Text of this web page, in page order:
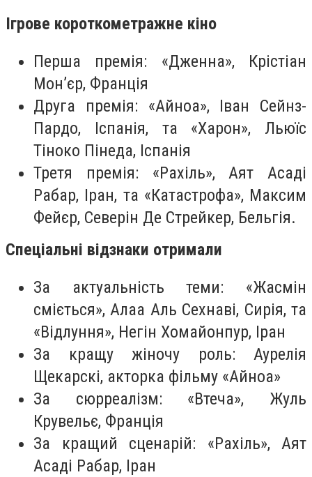
Ігрове короткометражне кіно
Перша премія: «Дженна», Крістіан
Мон’єр, Франція
Друга премія: «Айноа», Іван Сейнз-
Пардо, Іспанія, та «Харон», Льюїс
Тіноко Пінеда, Іспанія
Третя премія: «Рахіль», Аят Асаді
Рабар, Іран, та «Катастрофа», Максим
Фейєр, Северін Де Стрейкер, Бельгія.
Спеціальні відзнаки отримали
За актуальність теми: «Жасмін
сміється», Алаа Аль Сехнаві, Сирія, та
«Відлуння», Негін Хомайонпур, Іран
За кращу жіночу роль: Аурелія
Щекарскі, акторка фільму «Айноа»
За сюрреалізм: «Втеча», Жуль
Крувельє, Франція
За кращий сценарій: «Рахіль», Аят
Асаді Рабар, Іран